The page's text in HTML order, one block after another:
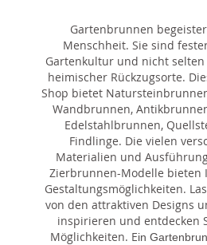
Gartenbrunnen
Menschheit. Sie sind
Gartenkultur und nicht selten
heimischer Rückzugsorte.
Shop bietet
Wandbrunnen,
Edelstahlbrunnen,
Findlinge. Die vielen
Materialien und
Zierbrunnen-Modelle bieten
Gestaltungsmöglichkeiten.
von den attraktiven Designs
inspirieren und entdecken
Möglichkeiten. Ein